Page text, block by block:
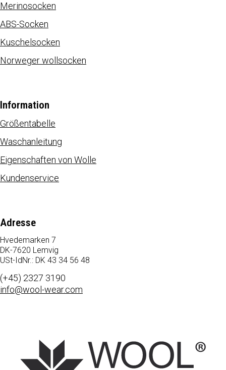
Merinosocken
ABS-Socken
Kuschelsocken
Norweger wollsocken
Information
Größentabelle
Waschanleitung
Eigenschaften von Wolle
Kundenservice
Adresse
Hvedemarken 7
DK-7620 Lemvig
USt-IdNr.: DK 43 34 56 48
(+45) 2327 3190
info@wool-wear.com